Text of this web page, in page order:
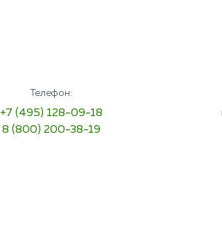
Телефон:
+7 (495) 128-09-18
8 (800) 200-38-19